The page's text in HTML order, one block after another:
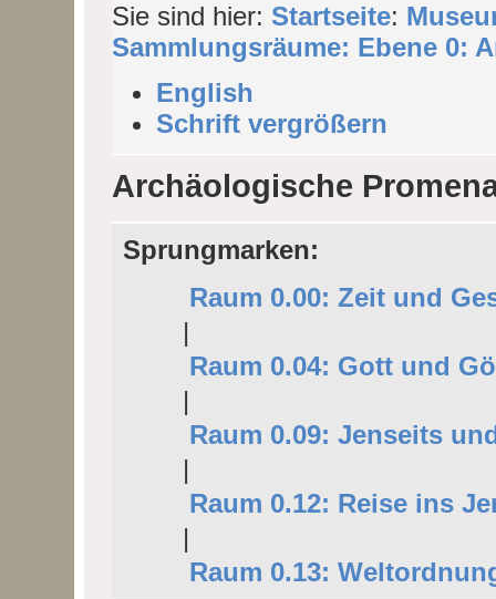
Sie sind hier: Startseite:
Sammlungsräume: Ebene 0:
English
Schrift vergrößern
Archäologische
Sprungmarken:
Raum 0.00: Zeit und
|
Raum 0.04: Gott und
|
Raum 0.09: Jenseits
|
Raum 0.12: Reise ins
|
Raum 0.13: